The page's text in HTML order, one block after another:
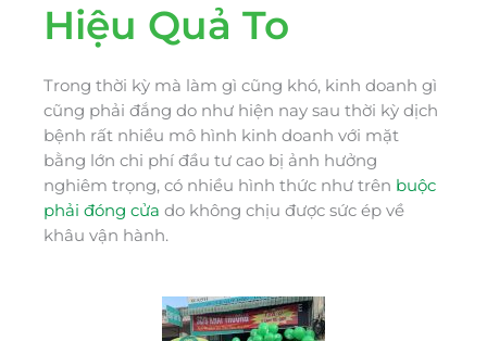
Hiệu Quả To
Trong thời kỳ mà làm gì cũng khó, kinh doanh gì
cũng phải đắng do như hiện nay sau thời kỳ dịch
bệnh rất nhiều mô hình kinh doanh với mặt
bằng lớn chi phí đầu tư cao bị ảnh hưởng
nghiêm trọng, có nhiều hình thức như trên buộc
phải đóng cửa do không chịu được sức ép về
khâu vận hành.